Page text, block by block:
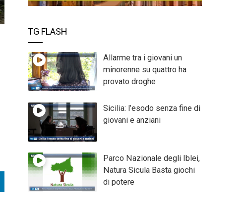
TG FLASH
Allarme tra i giovani un
minorenne su quattro ha
provato droghe
Sicilia: l’esodo senza fine di
giovani e anziani
Parco Nazionale degli Iblei,
Natura Sicula Basta giochi
di potere